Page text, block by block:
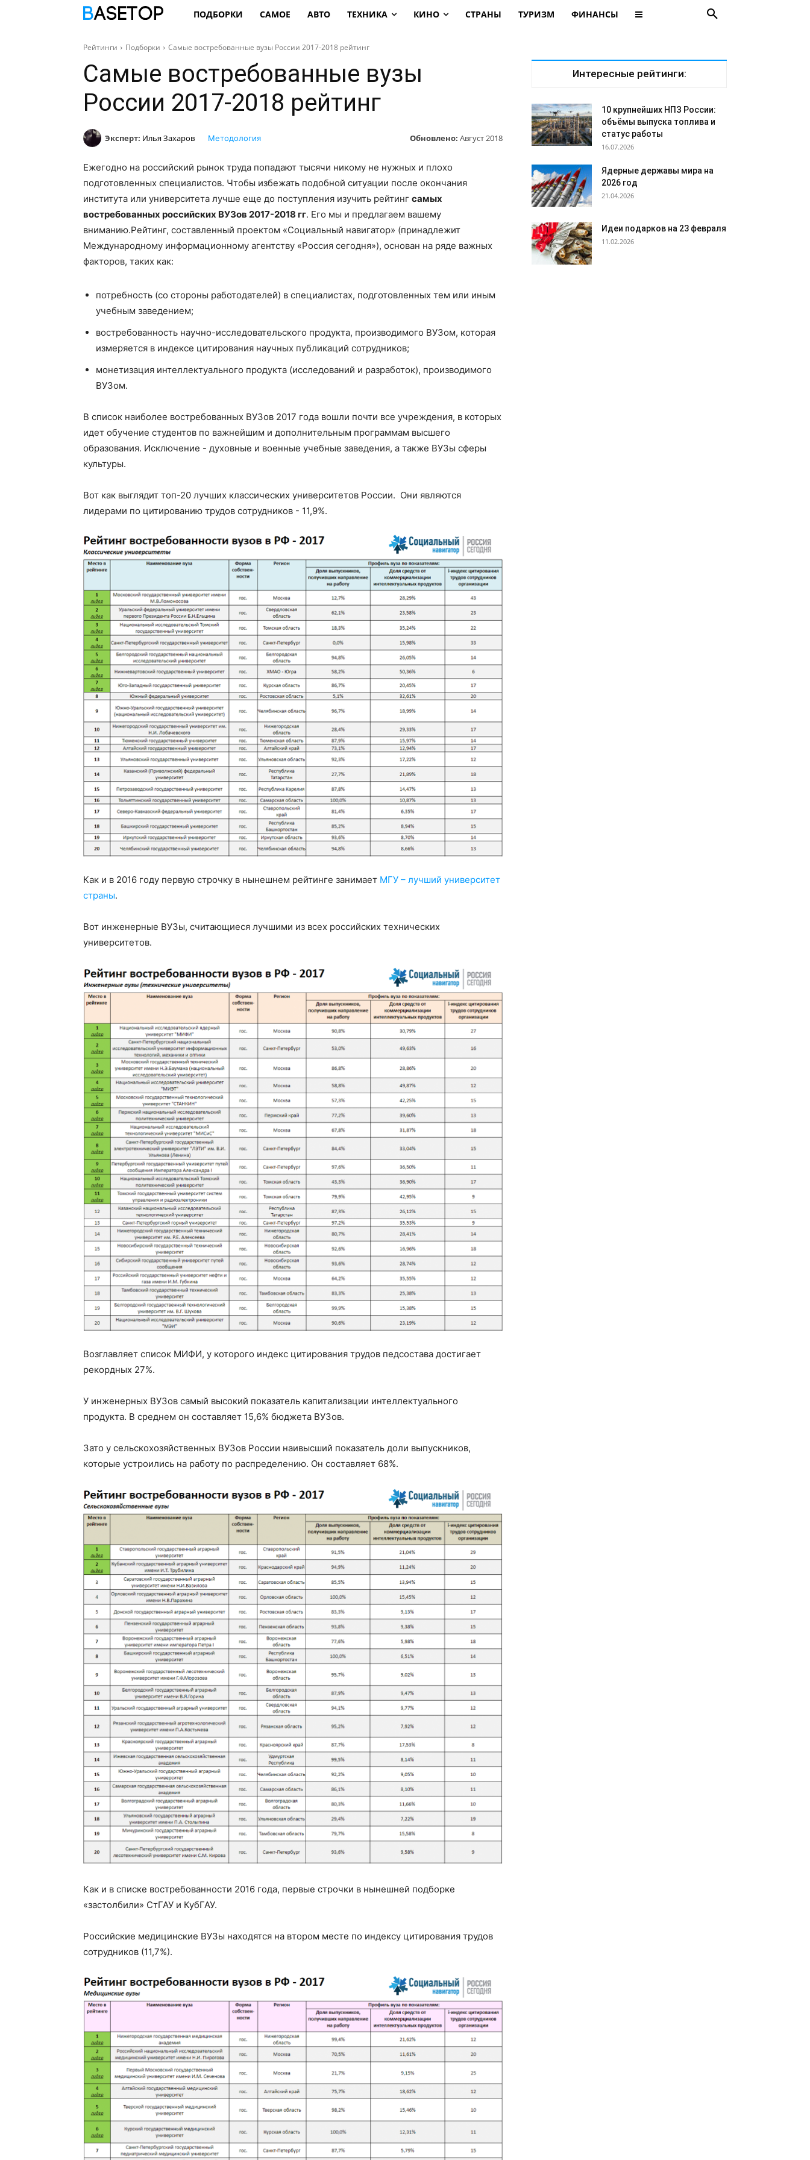
ПОДБОРКИ САМОЕ АВТО ТЕХНИКА КИНО СТРАНЫ ТУРИЗМ ФИНАНСЫ
Рейтинги Подборки Самые востребованные вузы России 2017-2018 рейтинг
Самые востребованные вузы
России 2017-2018 рейтинг
Эксперт: Илья Захаров Обновлено: Август 2018
Методология
Ежегодно на российский рынок труда попадают тысячи никому не нужных и плохо
подготовленных специалистов. Чтобы избежать подобной ситуации после окончания
института или университета лучше еще до поступления изучить рейтинг самых
востребованных российских ВУЗов 2017-2018 гг. Его мы и предлагаем вашему
вниманию.Рейтинг, составленный проектом «Социальный навигатор» (принадлежит
Международному информационному агентству «Россия сегодня»), основан на ряде важных
факторов, таких как:
потребность (со стороны работодателей) в специалистах, подготовленных тем или иным
учебным заведением;
востребованность научно-исследовательского продукта, производимого ВУЗом, которая
измеряется в индексе цитирования научных публикаций сотрудников;
монетизация интеллектуального продукта (исследований и разработок), производимого
ВУЗом.
В список наиболее востребованных ВУЗов 2017 года вошли почти все учреждения, в которых
идет обучение студентов по важнейшим и дополнительным программам высшего
образования. Исключение - духовные и военные учебные заведения, а также ВУЗы сферы
культуры.
Вот как выглядит топ-20 лучших классических университетов России. Они являются
лидерами по цитированию трудов сотрудников - 11,9%.
Как и в 2016 году первую строчку в нынешнем рейтинге занимает МГУ – лучший университет
страны.
Вот инженерные ВУЗы, считающиеся лучшими из всех российских технических
университетов.
Возглавляет список МИФИ, у которого индекс цитирования трудов педсостава достигает
рекордных 27%.
У инженерных ВУЗов самый высокий показатель капитализации интеллектуального
продукта. В среднем он составляет 15,6% бюджета ВУЗов.
Зато у сельскохозяйственных ВУЗов России наивысший показатель доли выпускников,
которые устроились на работу по распределению. Он составляет 68%.
Как и в списке востребованности 2016 года, первые строчки в нынешней подборке
«застолбили» СтГАУ и КубГАУ.
Российские медицинские ВУЗы находятся на втором месте по индексу цитирования трудов
сотрудников (11,7%).
Интересные рейтинги:
10 крупнейших НПЗ России:
объёмы выпуска топлива и
статус работы
16.07.2026
Ядерные державы мира на
2026 год
21.04.2026
Идеи подарков на 23 февраля
11.02.2026